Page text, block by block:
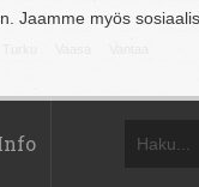
Jaamme myös